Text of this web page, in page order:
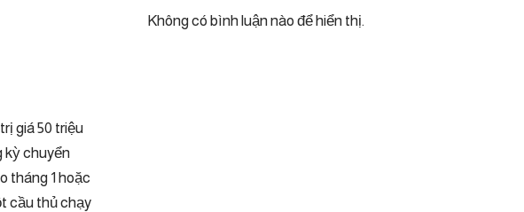
giá 50 triệu
kỳ chuyển
tháng 1 hoặc
cầu thủ chạy
Không có bình luận nào để hiển thị.